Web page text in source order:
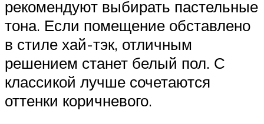
рекомендуют выбирать пастельные
тона. Если помещение обставлено
в стиле хай-тэк, отличным
решением станет белый пол. С
классикой лучше сочетаются
оттенки коричневого.